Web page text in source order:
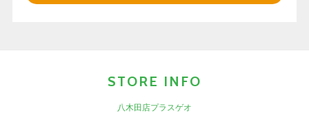
STORE INFO
八木田店プラスゲオ